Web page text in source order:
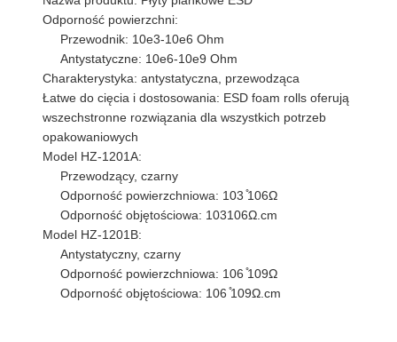
Odporność powierzchni:
Przewodnik: 10e3-10e6 Ohm
Antystatyczne: 10e6-10e9 Ohm
Charakterystyka: antystatyczna, przewodząca
Łatwe do cięcia i dostosowania: ESD foam rolls oferują
wszechstronne rozwiązania dla wszystkich potrzeb
opakowaniowych
Model HZ-1201A:
Przewodzący, czarny
Odporność powierzchniowa: 103 ̊106Ω
Odporność objętościowa: 103106Ω.cm
Model HZ-1201B:
Antystatyczny, czarny
Odporność powierzchniowa: 106 ̊109Ω
Odporność objętościowa: 106 ̊109Ω.cm